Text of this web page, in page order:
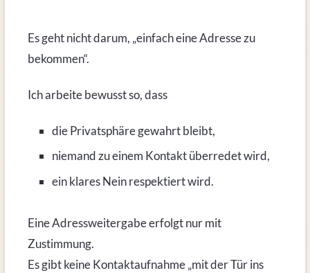
Es geht nicht darum, „einfach eine Adresse zu
bekommen“.
Ich arbeite bewusst so, dass
die Privatsphäre gewahrt bleibt,
niemand zu einem Kontakt überredet wird,
ein klares Nein respektiert wird.
Eine Adressweitergabe erfolgt nur mit
Zustimmung.
Es gibt keine Kontaktaufnahme „mit der Tür ins